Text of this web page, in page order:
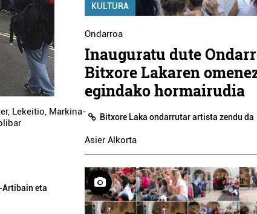
, Lekeitio, Markina-
Artibain eta
KULTURA
Ondarroa
Inauguratu dute
Bitxore Lakaren
egindako hormairudia
Bitxore Laka ondarrutar artista zendu da
Asier Alkorta